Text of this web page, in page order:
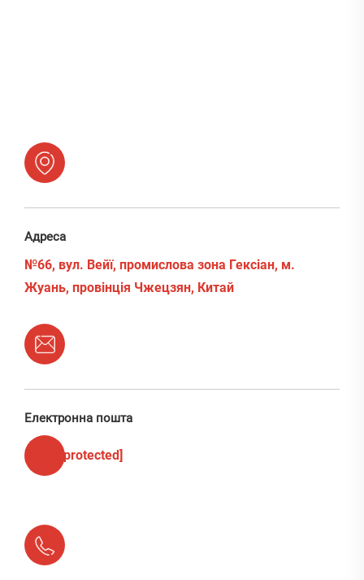
Адреса
№66, вул. Вейї, промислова зона Гексіан, м.
Жуань, провінція Чжецзян, Китай
Електронна пошта
[email protected]